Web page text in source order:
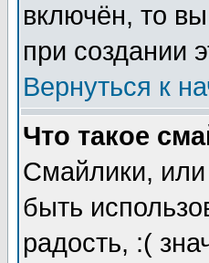
включён, то
при создании
Вернуться к
Что такое
Смайлики, или
быть
радость, :(